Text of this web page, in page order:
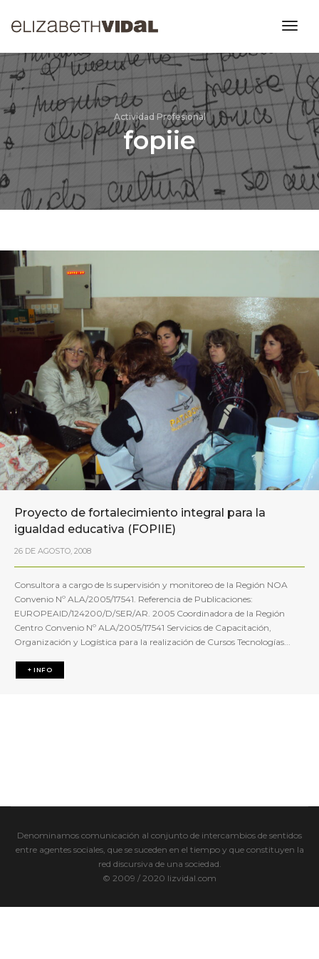
Actividad Profesional
fopiie
Proyecto de fortalecimiento integral para la
igualdad educativa (FOPIIE)
26 DE AGOSTO, 2008
Consultora a cargo de ls supervisión y monitoreo de la Región NOA
Convenio Nº ALA/2005/17541. Referencia de Publicaciones:
EUROPEAID/124200/D/SER/AR. 2005 Coordinadora de la Región
Centro Convenio Nº ALA/2005/17541 Servicios de Capacitación,
Organización y Logística para la realización de Cursos Tecnologías...
+ INFO
Denominamos comunicación al conjunto de intercambios de sentidos
entre agentes sociales, que se suceden en el tiempo y que constituyen la
red discursiva de una sociedad.
© 2009 / 2020 lizvidal.com